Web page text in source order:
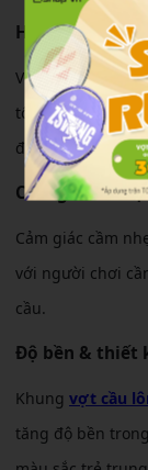
Hiệu suất thi
Vợt cho tốc độ
tốt các pha phản
đảm bảo lực
Cảm giác sử
Cảm giác cầm
với người chơi
cầu.
Độ bền & thiết
Khung vợt cầu
tăng độ bền